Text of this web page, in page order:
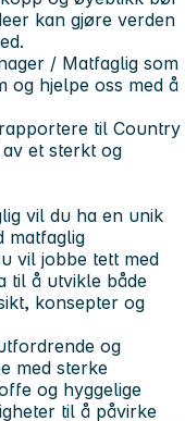
kan gjøre verden
/ Matfaglig som
og hjelpe oss med å
til Country
et sterkt og
vil du ha en unik
matfaglig
vil jobbe tett med
til å utvikle både
konsepter og
og
med sterke
og hyggelige
til å påvirke